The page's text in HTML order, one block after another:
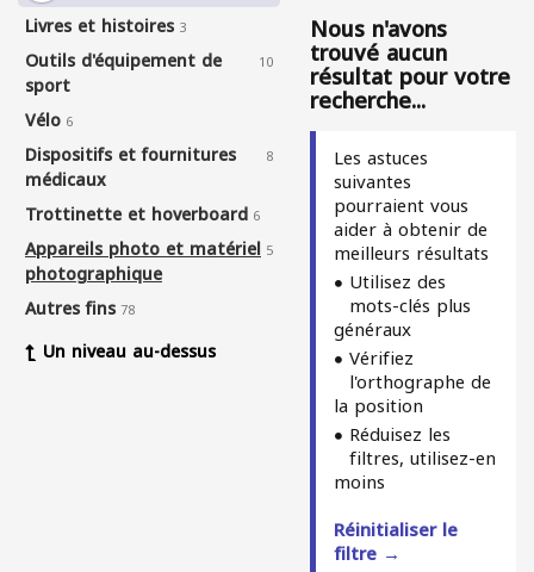
Livres et histoires 3
Outils d'équipement de
sport
10
Vélo 6
Dispositifs et fournitures
médicaux
8
Trottinette et hoverboard 6
Appareils photo et matériel
photographique
5
Autres fins78
Un niveau au-dessus
Nous n'avons
trouvé aucun
résultat pour votre
recherche...
Les astuces
suivantes
pourraient vous
aider à obtenir de
meilleurs résultats
Utilisez des
mots-clés plus
généraux
Vérifiez
l'orthographe de
la position
Réduisez les
filtres, utilisez-en
moins
Réinitialiser le
filtre →